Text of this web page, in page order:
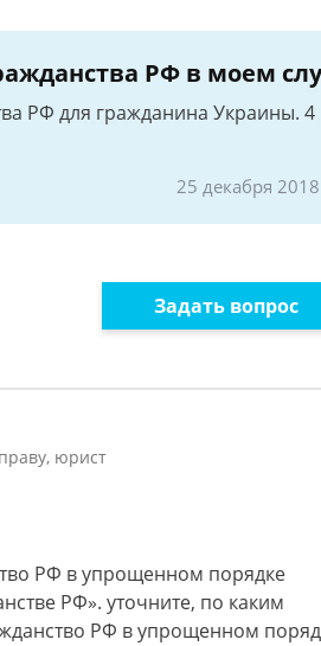
РФ в моем
РФ для гражданина Украины. 4
25 декабря
Задать вопрос
юрист
РФ в упрощенном порядке
РФ». уточните, по каким
РФ в упрощенном